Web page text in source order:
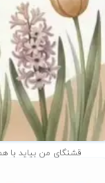
قشنگای من بيايد با